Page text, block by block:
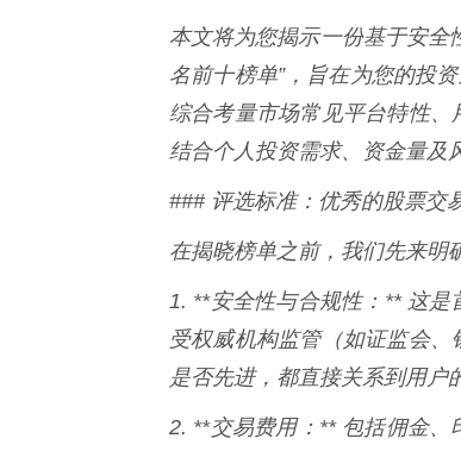
本文将为您揭示一份基于安全
名前十榜单”，旨在为您的投
综合考量市场常见平台特性
结合个人投资需求、资金量及
### 评选标准：优秀的股票交
在揭晓榜单之前，我们先来明
1. **安全性与合规性：** 这
受权威机构监管（如证监会
是否先进，都直接关系到用户
2. **交易费用：** 包括佣金